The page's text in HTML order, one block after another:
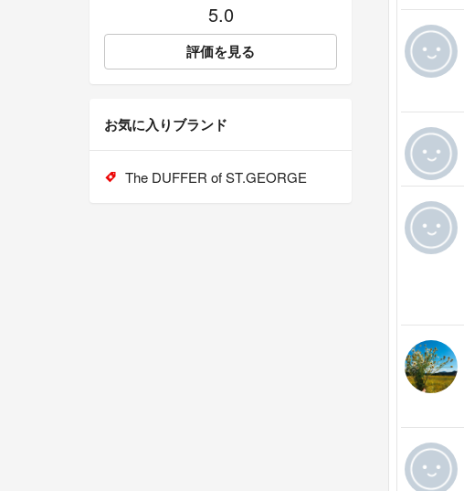
5.0
評価を見る
お気に入りブランド
The DUFFER of ST.GEORGE